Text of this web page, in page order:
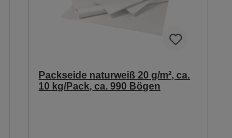
Packseide naturweiß 20 g/m², ca.
10 kg/Pack, ca. 990 Bögen